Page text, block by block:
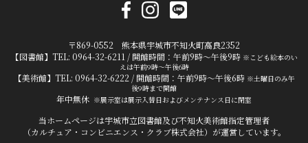
〒869-0552 熊本県宇城市不知火町高良2352
【図書館】TEL: 0964-32-6211 / 開館時間：午前9時～午後9時 ※こども絵本のい
えは午前9時～午後6時
【美術館】TEL: 0964-32-6222 / 開館時間：午前9時～午後6時 ※土曜日のみ午
後9時まで開館
年中無休 ※展示室は展示入替日およびメンテナンス日に閉室
当ホームページは宇城市立図書館及び不知火美術館指定管理者
（カルチュア・コンビニエンス・クラブ株式会社）が運営しています。